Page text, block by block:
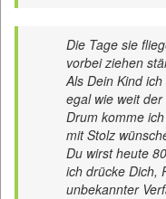
Die Tage sie
vorbei ziehen
Als Dein Kind
egal wie weit
Drum komme
mit Stolz
Du wirst heute
ich drücke Dich,
unbekannter